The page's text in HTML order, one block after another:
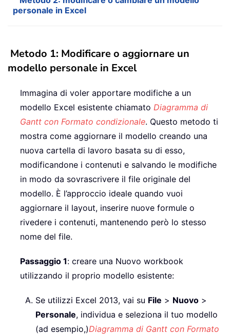
personale in Excel
Metodo 1: Modificare o aggiornare un
modello personale in Excel
Immagina di voler apportare modifiche a un
modello Excel esistente chiamato Diagramma di
Gantt con Formato condizionale. Questo metodo ti
mostra come aggiornare il modello creando una
nuova cartella di lavoro basata su di esso,
modificandone i contenuti e salvando le modifiche
in modo da sovrascrivere il file originale del
modello. È l’approccio ideale quando vuoi
aggiornare il layout, inserire nuove formule o
rivedere i contenuti, mantenendo però lo stesso
nome del file.
Passaggio 1: creare una Nuovo workbook
utilizzando il proprio modello esistente:
Se utilizzi Excel 2013, vai su File > Nuovo >
Personale, individua e seleziona il tuo modello
(ad esempio,)Diagramma di Gantt con Formato